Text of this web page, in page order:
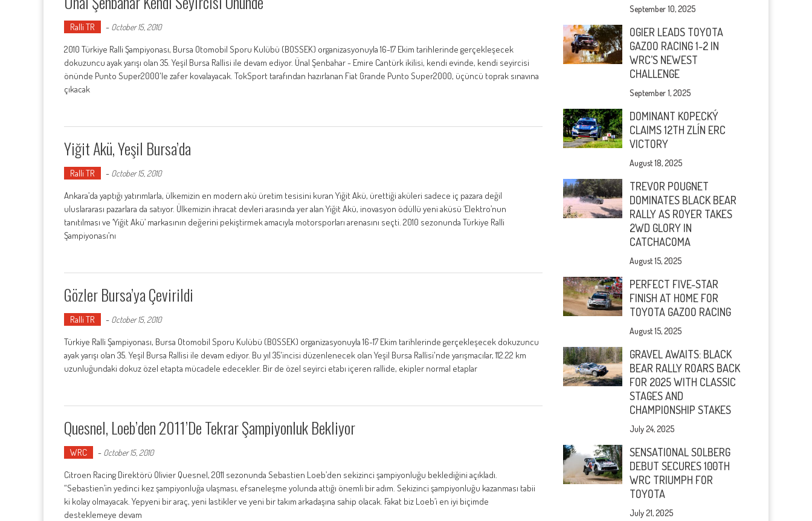
Ralli TR - October 15, 2010
2010 Türkiye Ralli Şampiyonası, Bursa Otomobil Sporu Kulübü (BOSSEK) organizasyonuyla 16-17 Ekim tarihlerinde gerçekleşecek
dokuzuncu ayak yarışı olan 35. Yeşil Bursa Rallisi ile devam ediyor. Ünal Şenbahar - Emire Cantürk ikilisi, kendi evinde, kendi seyircisi
önünde Punto Super2000'le zafer kovalayacak. TokSport tarafından hazırlanan Fiat Grande Punto Super2000, üçüncü toprak sınavına
çıkacak
Yiğit Akü, Yeşil Bursa’da
Ralli TR - October 15, 2010
Ankara’da yaptığı yatırımlarla, ülkemizin en modern akü üretim tesisini kuran Yiğit Akü, ürettiği aküleri sadece iç pazara değil
uluslararası pazarlara da satıyor. Ülkemizin ihracat devleri arasında yer alan Yiğit Akü, inovasyon ödüllü yeni aküsü ‘Elektro’nun
tanıtılması ve ‘Yiğit Akü’ markasının değerini pekiştirmek amacıyla motorsporları arenasını seçti. 2010 sezonunda Türkiye Ralli
Şampiyonası’nı
Gözler Bursa’ya Çevirildi
Ralli TR - October 15, 2010
Türkiye Ralli Şampiyonası, Bursa Otomobil Sporu Kulübü (BOSSEK) organizasyonuyla 16-17 Ekim tarihlerinde gerçekleşecek dokuzuncu
ayak yarışı olan 35. Yeşil Bursa Rallisi ile devam ediyor. Bu yıl 35'incisi düzenlenecek olan Yeşil Bursa Rallisi'nde yarışmacılar, 112.22 km
uzunluğundaki dokuz özel etapta mücadele edecekler. Bir de özel seyirci etabı içeren rallide, ekipler normal etaplar
Quesnel, Loeb’den 2011’de Tekrar Şampiyonluk Bekliyor
WRC - October 15, 2010
Citroen Racing Direktörü Olivier Quesnel, 2011 sezonunda Sebastien Loeb’den sekizinci şampiyonluğu beklediğini açıkladı.
“Sebastien’in yedinci kez şampiyonluğa ulaşması, efsaneleşme yolunda attığı önemli bir adım. Sekizinci şampiyonluğu kazanması tabii
ki kolay olmayacak. Yepyeni bir araç, yeni lastikler ve yeni bir takım arkadaşına sahip olacak. Fakat biz Loeb’i en iyi biçimde
desteklemeye devam
September 10, 2025
OGIER LEADS TOYOTA
GAZOO RACING 1-2 IN
WRC’S NEWEST
CHALLENGE
September 1, 2025
DOMINANT KOPECKÝ
CLAIMS 12TH ZLÍN ERC
VICTORY
August 18, 2025
TREVOR POUGNET
DOMINATES BLACK BEAR
RALLY AS ROYER TAKES
2WD GLORY IN
CATCHACOMA
August 15, 2025
PERFECT FIVE-STAR
FINISH AT HOME FOR
TOYOTA GAZOO RACING
August 15, 2025
GRAVEL AWAITS: BLACK
BEAR RALLY ROARS BACK
FOR 2025 WITH CLASSIC
STAGES AND
CHAMPIONSHIP STAKES
July 24, 2025
SENSATIONAL SOLBERG
DEBUT SECURES 100TH
WRC TRIUMPH FOR
TOYOTA
July 21, 2025